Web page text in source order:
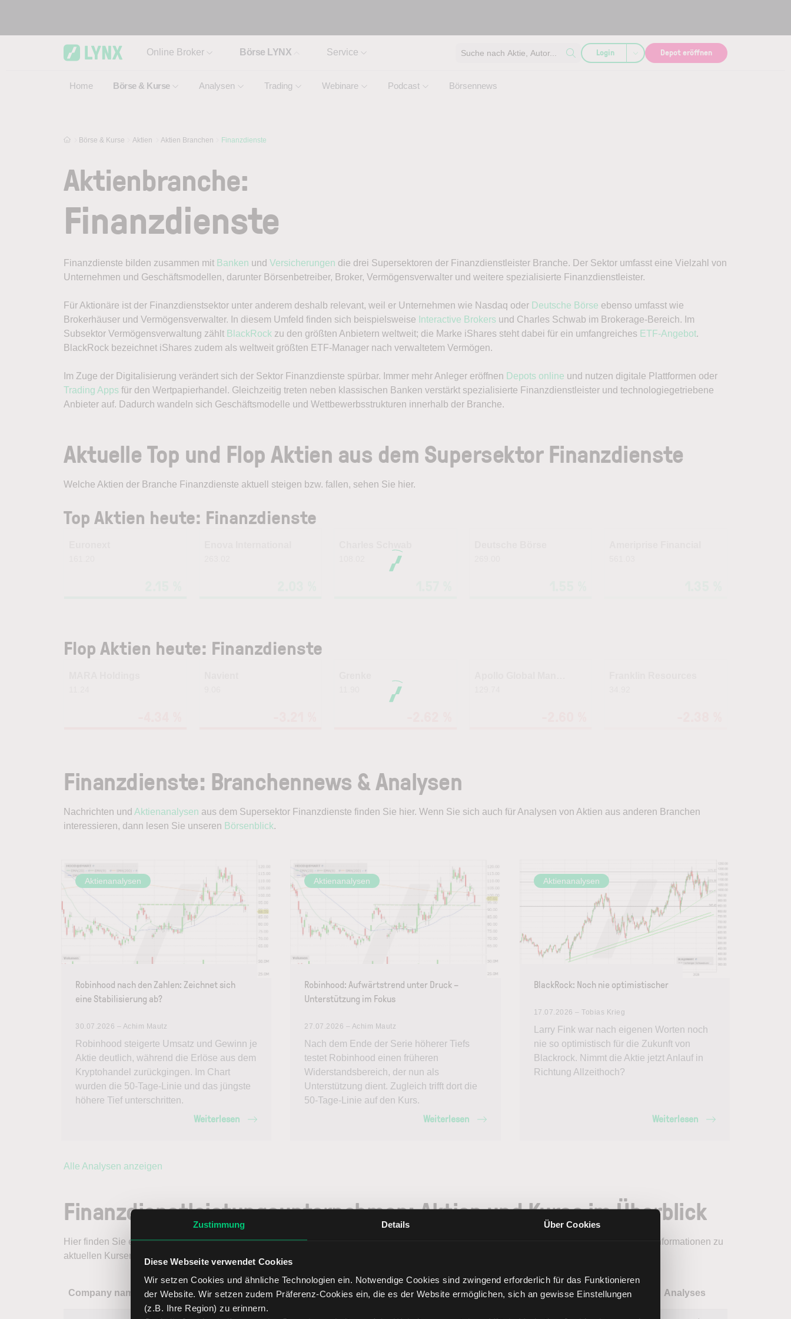
Zustimmung Details Über Cookies
Diese Webseite verwendet Cookies
Wir setzen Cookies und ähnliche Technologien ein. Notwendige Cookies sind zwingend erforderlich für das Funktionieren
der Website. Wir setzen zudem Präferenz-Cookies ein, die es der Website ermöglichen, sich an gewisse Einstellungen
(z.B. Ihre Region) zu erinnern.
Online Broker Börse LYNX
Home Börse & Kurse Analysen Trading Webinare Podcast Börsennews
Service Suche nach Aktie, Autor... Login Depot eröffnen
Börse & Kurse Aktien Aktien Branchen Finanzdienste
Aktienbranche:
Finanzdienste
Finanzdienste bilden zusammen mit Banken und Versicherungen die drei Supersektoren der Finanzdienstleister Branche. Der Sektor umfasst eine Vielzahl von
Unternehmen und Geschäftsmodellen, darunter Börsenbetreiber, Broker, Vermögensverwalter und weitere spezialisierte Finanzdienstleister.
Für Aktionäre ist der Finanzdienstsektor unter anderem deshalb relevant, weil er Unternehmen wie Nasdaq oder Deutsche Börse ebenso umfasst wie
Brokerhäuser und Vermögensverwalter. In diesem Umfeld finden sich beispielsweise Interactive Brokers und Charles Schwab im Brokerage-Bereich. Im
Subsektor Vermögensverwaltung zählt BlackRock zu den größten Anbietern weltweit; die Marke iShares steht dabei für ein umfangreiches ETF-Angebot.
BlackRock bezeichnet iShares zudem als weltweit größten ETF-Manager nach verwaltetem Vermögen.
Im Zuge der Digitalisierung verändert sich der Sektor Finanzdienste spürbar. Immer mehr Anleger eröffnen Depots online und nutzen digitale Plattformen oder
Trading Apps für den Wertpapierhandel. Gleichzeitig treten neben klassischen Banken verstärkt spezialisierte Finanzdienstleister und technologiegetriebene
Anbieter auf. Dadurch wandeln sich Geschäftsmodelle und Wettbewerbsstrukturen innerhalb der Branche.
Aktuelle Top und Flop Aktien aus dem Supersektor Finanzdienste
Welche Aktien der Branche Finanzdienste aktuell steigen bzw. fallen, sehen Sie hier.
Top Aktien heute: Finanzdienste
Flop Aktien heute: Finanzdienste
Finanzdienste: Branchennews & Analysen
Nachrichten und Aktienanalysen aus dem Supersektor Finanzdienste finden Sie hier. Wenn Sie sich auch für Analysen von Aktien aus anderen Branchen
interessieren, dann lesen Sie unseren Börsenblick.
Aktienanalysen
Robinhood nach den Zahlen: Zeichnet sich
eine Stabilisierung ab?
30.07.2026 – Achim Mautz
Robinhood steigerte Umsatz und Gewinn je
Aktie deutlich, während die Erlöse aus dem
Kryptohandel zurückgingen. Im Chart
wurden die 50-Tage-Linie und das jüngste
höhere Tief unterschritten.
Weiterlesen
Aktienanalysen
Robinhood: Aufwärtstrend unter Druck –
Unterstützung im Fokus
27.07.2026 – Achim Mautz
Nach dem Ende der Serie höherer Tiefs
testet Robinhood einen früheren
Widerstandsbereich, der nun als
Unterstützung dient. Zugleich trifft dort die
50-Tage-Linie auf den Kurs.
Weiterlesen
Aktienanalysen
BlackRock: Noch nie optimistischer
17.07.2026 – Tobias Krieg
Larry Fink war nach eigenen Worten noch
nie so optimistisch für die Zukunft von
Blackrock. Nimmt die Aktie jetzt Anlauf in
Richtung Allzeithoch?
Weiterlesen
Alle Analysen anzeigen
Finanzdienstleistungsunternehmen: Aktien und Kurse im Überblick
Hier finden Sie eine Übersicht über wichtige Finanzdienstleistungsunternehmen an der Börse. Unsere Finanzdienste Aktien Liste bietet Ihnen Informationen zu
aktuellen Kursen und Kursveränderungen innerhalb der Branche.
Company name Last trade price Day low Day high YTD 6M 1Y 5Y Analyses